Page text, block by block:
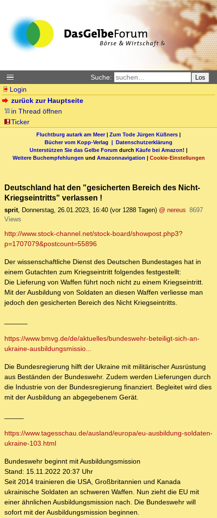
Suche: Los
Login
zurück zur Hauptseite
in Thread öffnen
Ticker
Fluchtburg autark am Meer| Zum Tode Jürgen Küßners |
Bücher vom Kopp-Verlag | Datenschutzerklärung
Unterstützen Sie das Gelbe Forum durch Käufe bei Amazon! |
Weitere Buchempfehlungen und Amazonnavigation | Cookie-Einstellungen
Deutschland hat den "gesicherten Bereich des Nicht-
Kriegseintritts" verlassen !
sprit, Donnerstag, 26.01.2023, 16:40 (vor 1288 Tagen) @ nereus 8697
Views
http://www.stock-channel.net/stock-board/showpost.php3?
p=1707079&postcount=55896
Der wissenschaftliche Dienst des Deutschen Bundestages hat in
einem Gutachten zum Kriegseintritt folgendes festgestellt:
Die Lieferung von Waffen führt noch nicht zu einem Kriegseintritt.
Mit der Ausbildung von Soldaten an diesen Waffen verliesse man
jedoch den gesicherten Bereich des Nicht Kriegseintritts.
https://www.bmvg.de/de/aktuelles/bundeswehr-beteiligt-sich-an-
ukraine-ausbildungsmissio...
Die Bundesregierung hilft der Ukraine mit militärischer Ausrüstung
aus Beständen der Bundeswehr. Zudem werden Lieferungen durch
die Industrie von der Bundesregierung finanziert. Begleitet wird dies
mit der Ausbildung an abgegebenem Gerät.
https://www.tagesschau.de/ausland/europa/eu-ausbildung-soldaten-
ukraine-103.html
Bundeswehr beginnt mit Ausbildungsmission
Stand: 15.11.2022 20:37 Uhr
Seit 2014 trainieren die USA, Großbritannien und Kanada
ukrainische Soldaten an schweren Waffen. Nun zieht die EU mit
einer ähnlichen Ausbildungsmission nach. Die Bundeswehr will
sofort mit der Ausbildungsmission beginnen.